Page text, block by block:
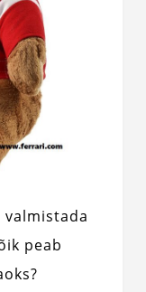
valmistada
peab